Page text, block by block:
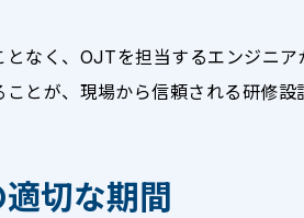
なく、OJTを担当するエンジニ
とが、現場から信頼される研修設
切な期間